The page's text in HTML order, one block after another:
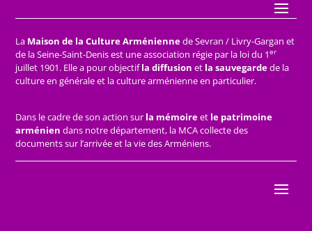
La Maison de la Culture Arméniennede Sevran / Livry-Gargan et
de la Seine-Saint-Denis est une association régie par la loi du 1er
juillet 1901. Elle a pour objectifla diffusion et la sauvegardede la
culture en générale et la culture arménienne en particulier.
Dans le cadre de son action sur la mémoireet le patrimoine
arménien dans notre département, la MCA collecte des
documents sur l’arrivée et la vie des Arméniens.